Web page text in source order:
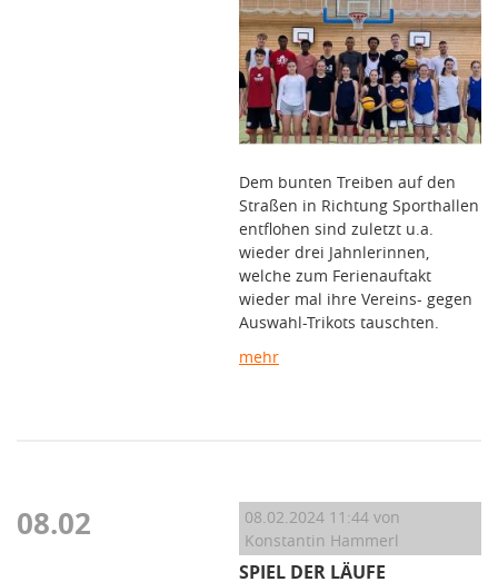
Dem bunten Treiben auf den
Straßen in Richtung Sporthallen
entflohen sind zuletzt u.a.
wieder drei Jahnlerinnen,
welche zum Ferienauftakt
wieder mal ihre Vereins- gegen
Auswahl-Trikots tauschten.
mehr
08.02 08.02.2024 11:44 von
Konstantin Hammerl
SPIEL DER LÄUFE